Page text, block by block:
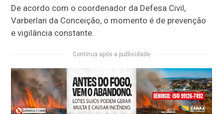
De acordo com o coordenador da Defesa Civil,
Varberlan da Conceição, o momento é de prevenção
e vigilância constante.
Continua após a publicidade